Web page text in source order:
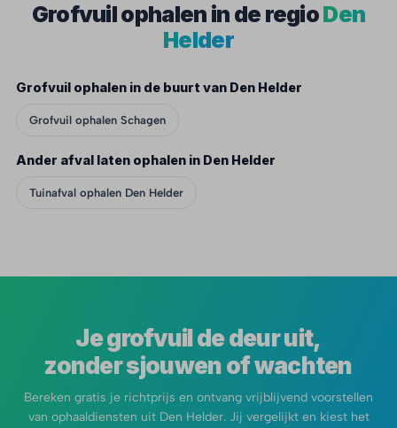
Grofvuil ophalen in de regioDen
Helder
Grofvuil ophalen in de buurt van Den Helder
Grofvuil ophalen Schagen
Ander afval laten ophalen in Den Helder
Tuinafval ophalen Den Helder
Je grofvuil de deur uit,
zonder sjouwen of wachten
Bereken gratis je richtprijs en ontvang vrijblijvend voorstellen
van ophaaldiensten uit Den Helder. Jij vergelijkt en kiest het